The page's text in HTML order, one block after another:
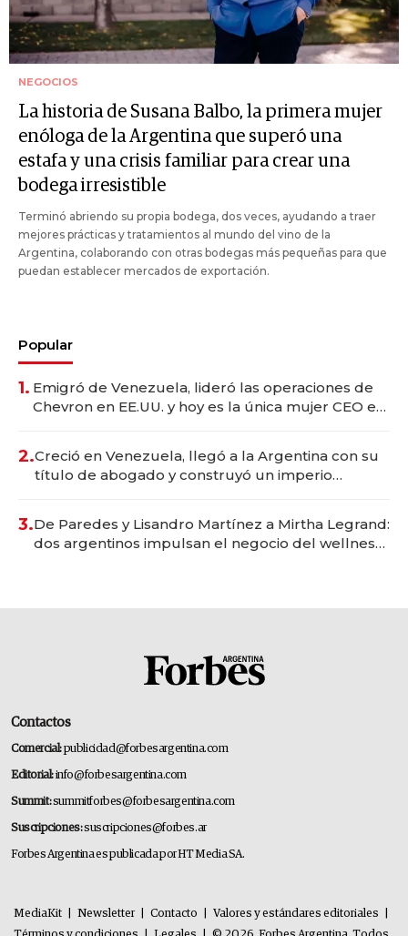
NEGOCIOS
La historia de Susana Balbo, la primera mujer
enóloga de la Argentina que superó una
estafa y una crisis familiar para crear una
bodega irresistible
Terminó abriendo su propia bodega, dos veces, ayudando a traer
mejores prácticas y tratamientos al mundo del vino de la
Argentina, colaborando con otras bodegas más pequeñas para que
puedan establecer mercados de exportación.
Popular
1. Emigró de Venezuela, lideró las operaciones de
Chevron en EE.UU. y hoy es la única mujer CEO en
2.Creció en Venezuela, llegó a la Argentina con su
título de abogado y construyó un imperio
3.De Paredes y Lisandro Martínez a Mirtha Legrand:
dos argentinos impulsan el negocio del wellness
Contactos
Comercial:publicidad@forbesargentina.com
Editorial:info@forbesargentina.com
Summit:summitforbes@forbesargentina.com
Suscripciones:suscripciones@forbes.ar
Forbes Argentina es publicada por HT Media SA.
MediaKit Newsletter Contacto Valores y estándares editoriales